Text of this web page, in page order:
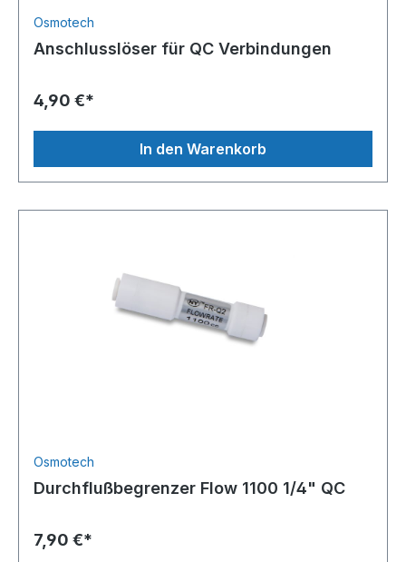
Osmotech
Anschlusslöser für QC Verbindungen
4,90 €*
In den Warenkorb
Osmotech
Durchflußbegrenzer Flow 1100 1/4" QC
7,90 €*